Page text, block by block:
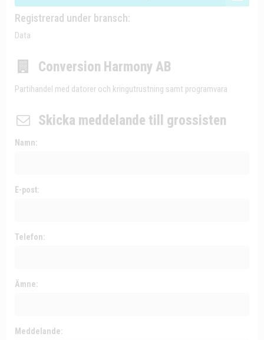
Registrerad under bransch:
Data
Conversion Harmony AB
Partihandel med datorer och kringutrustning samt programvara
Skicka meddelande till grossisten
Namn:
E-post:
Telefon:
Ämne:
Meddelande: